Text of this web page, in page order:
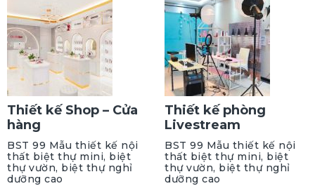
Thiết kế Shop – Cửa
hàng
BST 99 Mẫu thiết kế nội
thất biệt thự mini, biệt
thự vườn, biệt thự nghỉ
dưỡng cao
Thiết kế phòng
Livestream
BST 99 Mẫu thiết kế nội
thất biệt thự mini, biệt
thự vườn, biệt thự nghỉ
dưỡng cao